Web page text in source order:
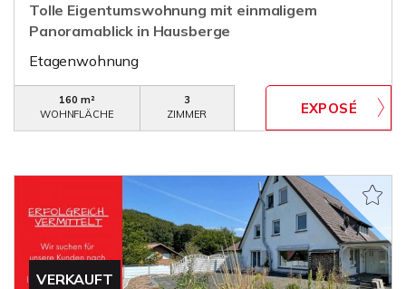
Tolle Eigentumswohnung mit einmaligem
Panoramablick in Hausberge
Etagenwohnung
160 m²
WOHNFLÄCHE
3
ZIMMER
VERKAUFT